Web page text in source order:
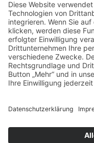
Pharmazie
Pflege
Psychologie
Seelsorge
Soziale Arbeit
Rechtsberufe
Physio-,
Künstlerische
Ernährung
Materialien
Poster zum
Social-Media-